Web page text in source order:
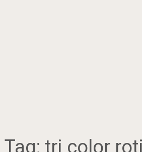
Tag: tri color